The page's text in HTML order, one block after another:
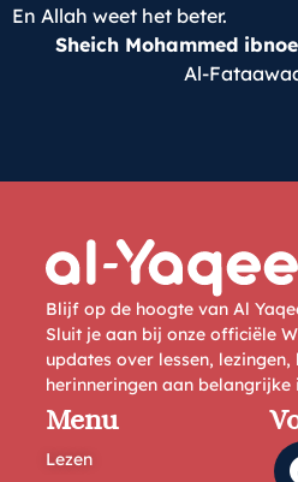
En Allah weet het beter.
Sheich Mohammed
Al-
Blijf op de hoogte van Al
Sluit je aan bij onze officiële
updates over lessen,
herinneringen aan belangrijke
Menu
Lezen